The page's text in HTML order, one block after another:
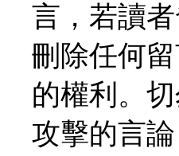
言，若讀
刪除任何
的權利。
攻擊的言